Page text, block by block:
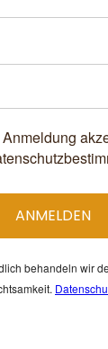
ANMELDEN
behandeln wir